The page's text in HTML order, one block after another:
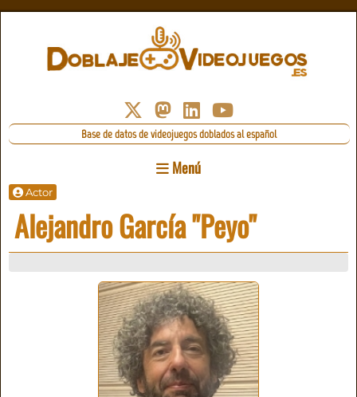
Base de datos de videojuegos doblados al español
Menú
Actor
Alejandro García "Peyo"